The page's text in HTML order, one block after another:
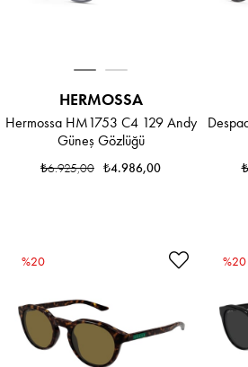
HERMOSSA
Hermossa HM1753 C4 129 Andy
Güneş Gözlüğü
₺4.986,00
₺6.925,00
%20 %20